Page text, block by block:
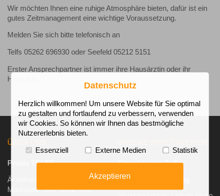
Wir möchten Ihnen eine ruhige Atmosphäre bieten, dafür ist ein
gutes Zeitmanagement eine wichtige Voraussetzung.
Melden Sie sich bitte telefonisch an
Telfs 05262 696930 oder Seefeld 05212 5151
Erster Ansprechpartner ist immer ihre Hausärztin oder ihr
Hausarzt.
ÜBER UNS
Praxis TELFS
Ärztehaus 1, 2ter Stock,
Marktplatz 3, A- 6410 Telfs
Sprechzeiten Telfs:
Montag - Donnerstag
Datenschutz
Herzlich willkommen! Um unsere Website für Sie optimal
zu gestalten und fortlaufend zu verbessern, verwenden
wir Cookies. So können wir Ihnen das bestmögliche
Nutzererlebnis bieten.
Essenziell Externe Medien Statistik
Akzeptieren